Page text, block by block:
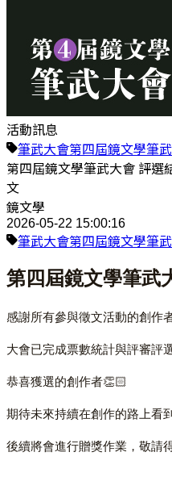
活動訊息
筆武大會第四屆鏡文學筆
第四屆鏡文學筆武大會 評選
文
鏡文學
2026-05-22 15:00:16
筆武大會第四屆鏡文學筆
第四屆鏡文學筆武
感謝所有參與徵文活動的創作
大會已完成票數統計與評審評
恭喜獲選的創作者👏🏻
期待未來持續在創作的路上看
後續將會進行贈獎作業，敬請